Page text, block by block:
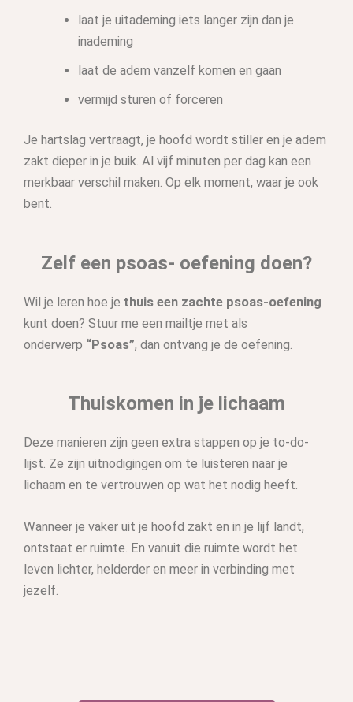
laat je uitademing iets langer zijn dan je
inademing
laat de adem vanzelf komen en gaan
vermijd sturen of forceren
Je hartslag vertraagt, je hoofd wordt stiller en je adem
zakt dieper in je buik. Al vijf minuten per dag kan een
merkbaar verschil maken. Op elk moment, waar je ook
bent.
Zelf een psoas- oefening doen?
Wil je leren hoe je thuis een zachte psoas-oefening
kunt doen? Stuur me een mailtje met als
onderwerp “Psoas”, dan ontvang je de oefening.
Thuiskomen in je lichaam
Deze manieren zijn geen extra stappen op je to-do-
lijst. Ze zijn uitnodigingen om te luisteren naar je
lichaam en te vertrouwen op wat het nodig heeft.
Wanneer je vaker uit je hoofd zakt en in je lijf landt,
ontstaat er ruimte. En vanuit die ruimte wordt het
leven lichter, helderder en meer in verbinding met
jezelf.